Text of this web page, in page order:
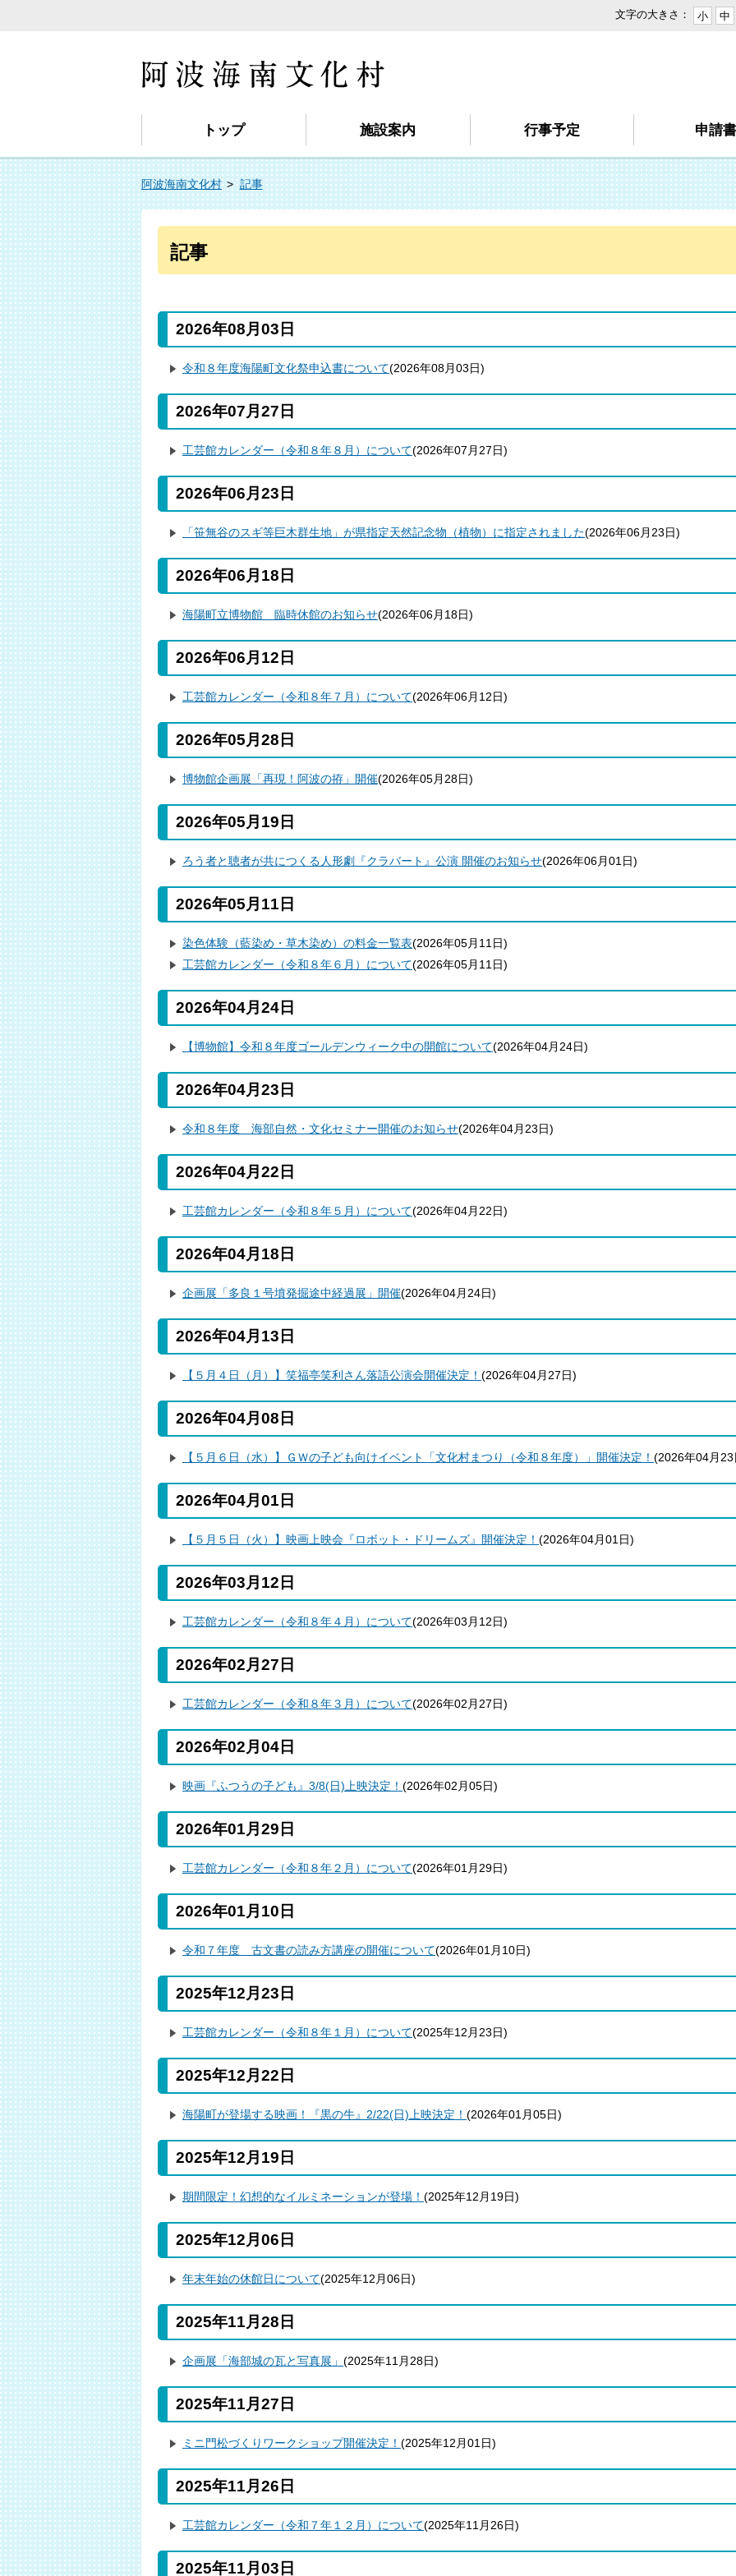
本
文字の大きさ： 小 中
トップ 施設案内 行事予定 申請
阿波海南文化村 記事
記事
2026年08月03日
令和８年度海陽町文化祭申込書について(2026年08月03日)
2026年07月27日
工芸館カレンダー（令和８年８月）について(2026年07月27日)
2026年06月23日
「笹無谷のスギ等巨木群生地」が県指定天然記念物（植物）に指定されました(2026年06月23日)
2026年06月18日
海陽町立博物館 臨時休館のお知らせ(2026年06月18日)
2026年06月12日
工芸館カレンダー（令和８年７月）について(2026年06月12日)
2026年05月28日
博物館企画展「再現！阿波の拵」開催(2026年05月28日)
2026年05月19日
ろう者と聴者が共につくる人形劇『クラバート』公演 開催のお知らせ(2026年06月01日)
2026年05月11日
染色体験（藍染め・草木染め）の料金一覧表(2026年05月11日)
工芸館カレンダー（令和８年６月）について(2026年05月11日)
2026年04月24日
【博物館】令和８年度ゴールデンウィーク中の開館について(2026年04月24日)
2026年04月23日
令和８年度 海部自然・文化セミナー開催のお知らせ(2026年04月23日)
2026年04月22日
工芸館カレンダー（令和８年５月）について(2026年04月22日)
2026年04月18日
企画展「多良１号墳発掘途中経過展」開催(2026年04月24日)
2026年04月13日
【５月４日（月）】笑福亭笑利さん落語公演会開催決定！ (2026年04月27日)
2026年04月08日
【５月６日（水）】ＧＷの子ども向けイベント「文化村まつり（令和８年度）」開催決定！ (2026年04月23
2026年04月01日
【５月５日（火）】映画上映会『ロボット・ドリームズ』開催決定！ (2026年04月01日)
2026年03月12日
工芸館カレンダー（令和８年４月）について(2026年03月12日)
2026年02月27日
工芸館カレンダー（令和８年３月）について(2026年02月27日)
2026年02月04日
映画『ふつうの子ども』3/8(日)上映決定！ (2026年02月05日)
2026年01月29日
工芸館カレンダー（令和８年２月）について(2026年01月29日)
2026年01月10日
令和７年度 古文書の読み方講座の開催について(2026年01月10日)
2025年12月23日
工芸館カレンダー（令和８年１月）について(2025年12月23日)
2025年12月22日
海陽町が登場する映画！『黒の牛』2/22(日)上映決定！ (2026年01月05日)
2025年12月19日
期間限定！幻想的なイルミネーションが登場！ (2025年12月19日)
2025年12月06日
年末年始の休館日について(2025年12月06日)
2025年11月28日
企画展「海部城の瓦と写真展」 (2025年11月28日)
2025年11月27日
ミニ門松づくりワークショップ開催決定！ (2025年12月01日)
2025年11月26日
工芸館カレンダー（令和７年１２月）について(2025年11月26日)
2025年11月03日